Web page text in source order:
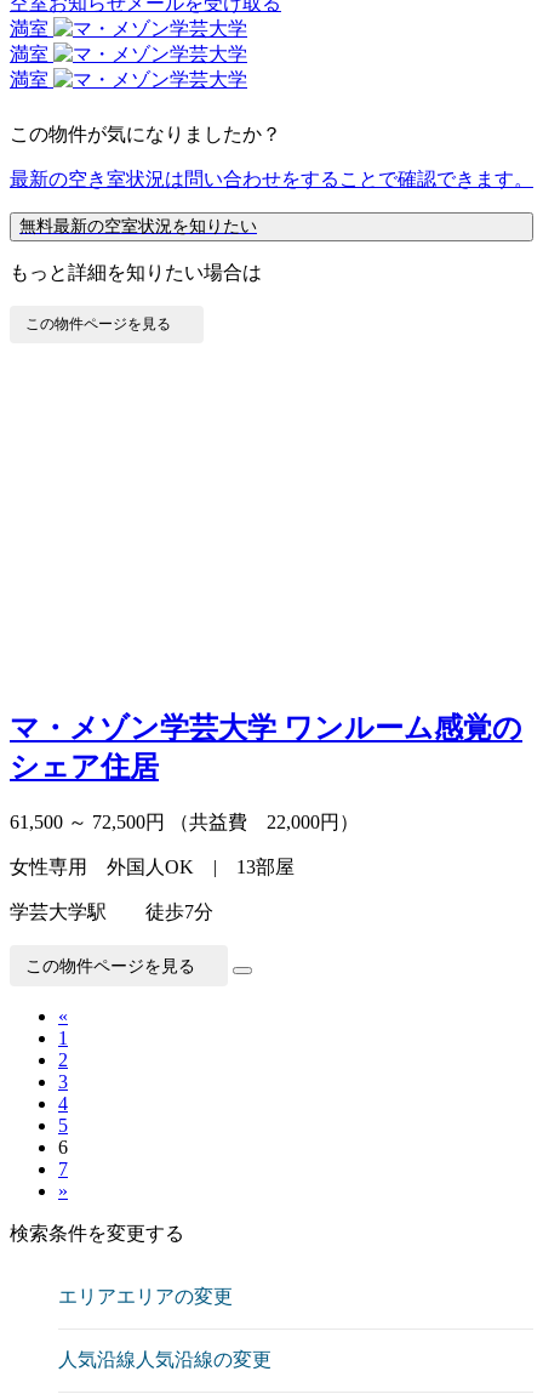
満室
満室
満室
この物件が気になりましたか？
最新の空き室状況は問い合わせをすることで確認できます。
無料最新の空室状況を知りたい
もっと詳細を知りたい場合は
この物件ページを見る
マ・メゾン学芸大学 ワンルーム感覚の
シェア住居
61,500 ～ 72,500円 （共益費 22,000円）
女性専用 外国人OK | 13部屋
学芸大学駅 徒歩7分
この物件ページを見る
«
1
2
3
4
5
6
7
»
検索条件を変更する
エリアエリアの変更
人気沿線 人気沿線の変更